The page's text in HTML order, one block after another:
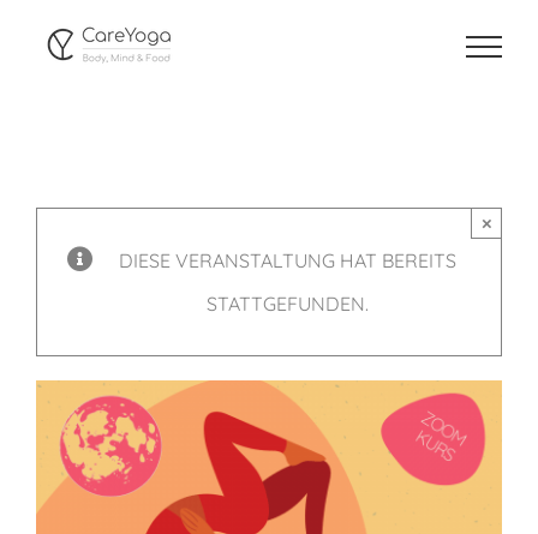
DIESE VERANSTALTUNG HAT BEREITS
STATTGEFUNDEN.
×